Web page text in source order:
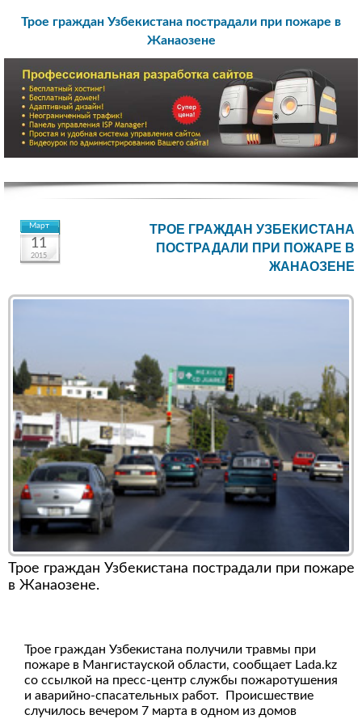
Трое граждан Узбекистана пострадали при пожаре в
Жанаозене
Март
11
2015
ТРОЕ ГРАЖДАН УЗБЕКИСТАНА
ПОСТРАДАЛИ ПРИ ПОЖАРЕ В
ЖАНАОЗЕНЕ
Трое граждан Узбекистана пострадали при пожаре
в Жанаозене.
Трое граждан Узбекистана получили травмы при
пожаре в Мангистауской области, сообщает Lada.kz
со ссылкой на пресс-центр службы пожаротушения
и аварийно-спасательных работ. Происшествие
случилось вечером 7 марта в одном из домов